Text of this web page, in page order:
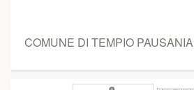
COMUNE DI TEMPIO PAUSANIA